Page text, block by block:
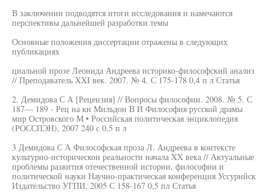
В заключении подводятся итоги исследования и намечаются
перспективы дальнейшей разработки темы
Основные положения диссертации отражены в следующих
публикациях
циальной прозе Леонида Андреева историко-философский анализ
// Преподаватель XXI век. 2007. № 4. С 175-178 0,4 п л Статья
2. Демидова С А [Рецензия] // Вопросы философии. 2008. № 5. С
187— 189 - Рец на кн Мильдон В И Философия русской драмы
мир Островского М • Российская политическая энциклопедия
(РОССПЭН), 2007 240 с 0,5 п л
3 Демидова С А Философская проза Л. Андреева в контексте
культурно-историческои реальности начала XX века // Актуальные
проблемы развития отечественной истории, философии и
политической науки Научно-практическая конференция Уссурийск
Издательство УГПИ, 2005 С 158-167 0,5 пл Статья